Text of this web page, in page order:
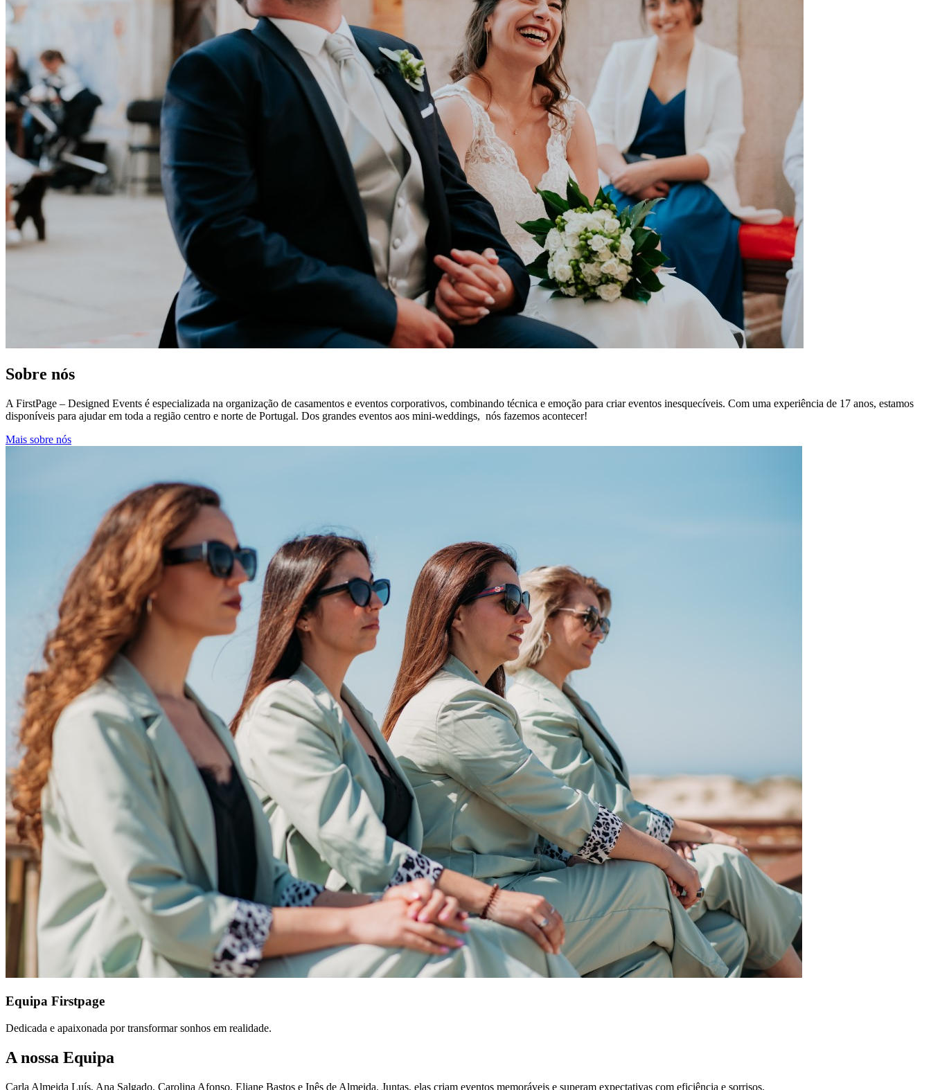
Sobre nós
A FirstPage – Designed Events é especializada na organização de casamentos e eventos corporativos, combinando técnica e emoção para criar eventos inesquecíveis. Com uma experiência de 17 anos, estamos
disponíveis para ajudar em toda a região centro e norte de Portugal. Dos grandes eventos aos mini-weddings, nós fazemos acontecer!
Mais sobre nós
Equipa Firstpage
Dedicada e apaixonada por transformar sonhos em realidade.
A nossa Equipa
Carla Almeida Luís, Ana Salgado, Carolina Afonso, Eliane Bastos e Inês de Almeida. Juntas, elas criam eventos memoráveis e superam expectativas com eficiência e sorrisos.